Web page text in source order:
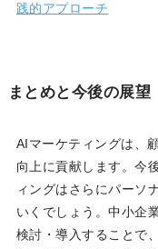
践的アプローチ
まとめと今後の展望
AIマーケティングは、
向上に貢献します。今
ィングはさらにパーソ
いくでしょう。中小企
検討・導入することで